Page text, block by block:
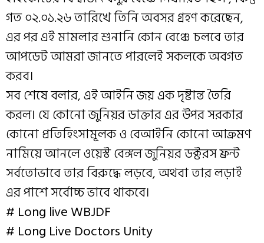
গত ০২.০১.২৬ তারিখে তিনি অবসর গ্রহণ করেছেন,
এর পর এই মামলার শুনানি কোন বেঞ্চে চলবে তার
আপডেট আমরা জানতে পারলেই সকলকে অবগত
করব।
সব শেষে বলার, এই আইনি জয় এক দৃষ্টান্ত তৈরি
করল। যে কোনো জুনিয়র ডাক্তার এর উপর সরকার
কোনো প্রতিহিংসামূলক ও বেআইনি কোনো আক্রমণ
নামিয়ে আনলে ওয়েস্ট বেঙ্গল জুনিয়র ডক্টরস ফ্রন্ট
সর্বতোভাবে তার বিরুদ্ধে লড়বে, অথবা তার লড়াই
এর পাশে সর্বোচ্চ ভাবে থাকবে।
# Long live WBJDF
# Long Live Doctors Unity